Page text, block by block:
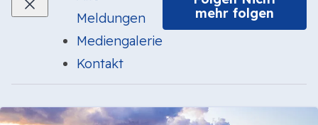
Meldungen
Mediengalerie
Kontakt
mehr folgen